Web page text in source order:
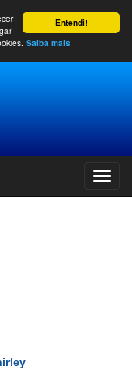
Entendi!
Saiba mais